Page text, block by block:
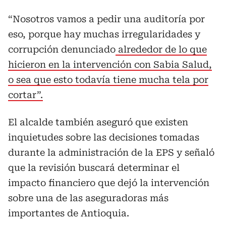
“Nosotros vamos a pedir una auditoría por
eso, porque hay muchas irregularidades y
corrupción denunciado alrededor de lo que
hicieron en la intervención con Sabia Salud,
o sea que esto todavía tiene mucha tela por
cortar”.
El alcalde también aseguró que existen
inquietudes sobre las decisiones tomadas
durante la administración de la EPS y señaló
que la revisión buscará determinar el
impacto financiero que dejó la intervención
sobre una de las aseguradoras más
importantes de Antioquia.